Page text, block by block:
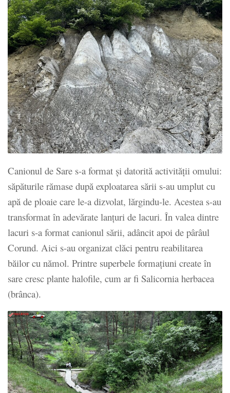
Canionul de Sare s-a format şi datorită activităţii omului:
săpăturile rămase după exploatarea sării s-au umplut cu
apă de ploaie care le-a dizvolat, lărgindu-le. Acestea s-au
transformat în adevărate lanţuri de lacuri. În valea dintre
lacuri s-a format canionul sării, adâncit apoi de pârâul
Corund. Aici s-au organizat clăci pentru reabilitarea
băilor cu nămol. Printre superbele formaţiuni create în
sare cresc plante halofile, cum ar fi Salicornia herbacea
(brânca).